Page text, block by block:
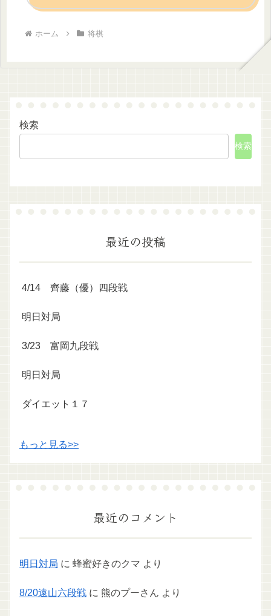
ホーム 将棋
検索
検索
最近の投稿
4/14 齊藤（優）四段戦
明日対局
3/23 富岡九段戦
明日対局
ダイエット１７
もっと見る>>
最近のコメント
明日対局 に 蜂蜜好きのクマ より
8/20遠山六段戦 に 熊のプーさん より